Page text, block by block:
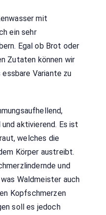
mit
ein sehr
Egal ob Brot oder
Zutaten können wir
Variante zu
aktivierend. Es ist
welches die
Körper austreibt.
und
Waldmeister auch
Kopfschmerzen
soll es jedoch